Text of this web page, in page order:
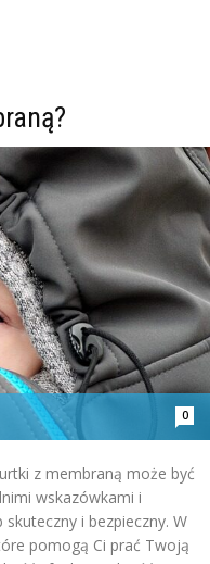
0
z membraną może być
wskazówkami i
i bezpieczny. W
pomogą Ci prać Twoją